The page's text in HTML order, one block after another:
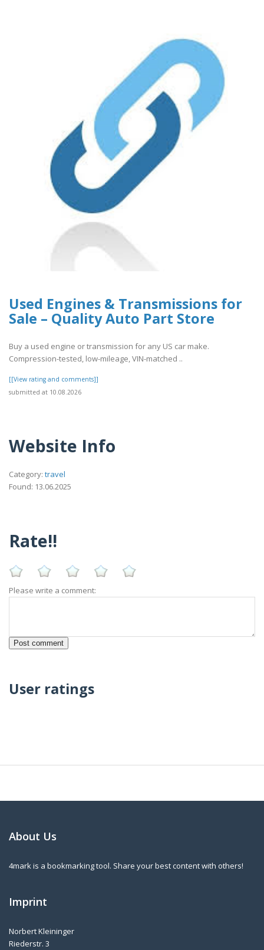
Used Engines & Transmissions for
Sale – Quality Auto Part Store
Buy a used engine or transmission for any US car make.
Compression-tested, low-mileage, VIN-matched ..
[[View rating and comments]]
submitted at 10.08.2026
Website Info
Category: travel
Found: 13.06.2025
Rate!!
Please write a comment:
User ratings
About Us
4mark is a bookmarking tool. Share your best content with others!
Imprint
Norbert Kleininger
Riederstr. 3